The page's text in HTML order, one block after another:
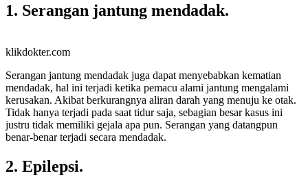
1. Serangan jantung mendadak.
klikdokter.com
Serangan jantung mendadak juga dapat menyebabkan kematian
mendadak, hal ini terjadi ketika pemacu alami jantung mengalami
kerusakan. Akibat berkurangnya aliran darah yang menuju ke otak.
Tidak hanya terjadi pada saat tidur saja, sebagian besar kasus ini
justru tidak memiliki gejala apa pun. Serangan yang datangpun
benar-benar terjadi secara mendadak.
2. Epilepsi.